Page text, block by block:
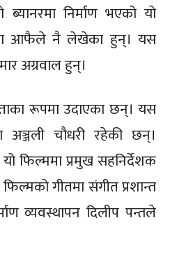
ब्यानरमा निर्माण भएको यो
आफैले नै लेखेका हुन्। यस
अग्रवाल हुन्।
रूपमा उदाएका छन्। यस
अञ्जली चौधरी रहेकी छन्।
फिल्ममा प्रमुख सहनिर्देशक
गीतमा संगीत प्रशान्त
व्यवस्थापन दिलीप पन्तले